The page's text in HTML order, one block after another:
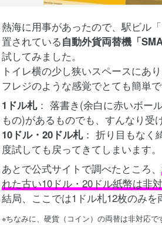
熱海に用事があったので、駅ビル
置されている自動外貨両替機「
試してみました。
トイレ横の少し狭いスペースにあ
フレジのような感覚でとても簡単で
1ドル札： 落書き(余白に赤いボー
もの)があるものでも、すんなり受
10ドル・20ドル札： 折り目もなく
度試しても戻ってきてしまいます。
あとで公式サイトで調べたところ、
れた古い10ドル・20ドル紙幣は非
結局、ここでは1ドル札12枚のみを
※ちなみに、硬貨（コイン）の両替は非対応で